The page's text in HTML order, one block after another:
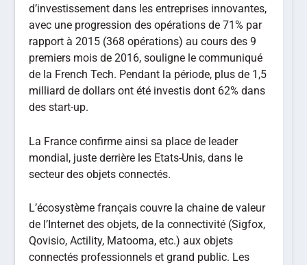
d’investissement dans les entreprises innovantes,
avec une progression des opérations de 71% par
rapport à 2015 (368 opérations) au cours des 9
premiers mois de 2016, souligne le communiqué
de la French Tech. Pendant la période, plus de 1,5
milliard de dollars ont été investis dont 62% dans
des start-up.
La France confirme ainsi sa place de leader
mondial, juste derrière les Etats-Unis, dans le
secteur des objets connectés.
L’écosystème français couvre la chaine de valeur
de l’Internet des objets, de la connectivité (Sigfox,
Qovisio, Actility, Matooma, etc.) aux objets
connectés professionnels et grand public. Les